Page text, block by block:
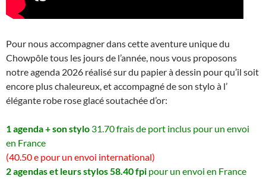
Pour nous accompagner dans cette aventure unique du
Chowpôle tous les jours de l’année, nous vous proposons
notre agenda 2026 réalisé sur du papier à dessin pour qu’il soit
encore plus chaleureux, et accompagné de son stylo à l’
élégante robe rose glacé soutachée d’or:
1 agenda + son stylo 31.70 frais de port inclus pour un envoi
en France
(40.50 e pour un envoi international)
2 agendas et leurs stylos 58.40 fpi pour un envoi en France